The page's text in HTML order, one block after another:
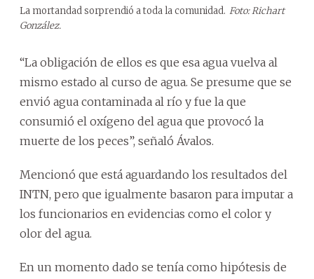
La mortandad sorprendió a toda la comunidad. Foto: Richart
González.
“La obligación de ellos es que esa agua vuelva al
mismo estado al curso de agua. Se presume que se
envió agua contaminada al río y fue la que
consumió el oxígeno del agua que provocó la
muerte de los peces”, señaló Ávalos.
Mencionó que está aguardando los resultados del
INTN, pero que igualmente basaron para imputar a
los funcionarios en evidencias como el color y
olor del agua.
En un momento dado se tenía como hipótesis de